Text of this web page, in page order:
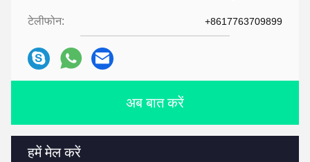
टेलीफोन: +8617763709899
अब बात करें
हमें मेल करें